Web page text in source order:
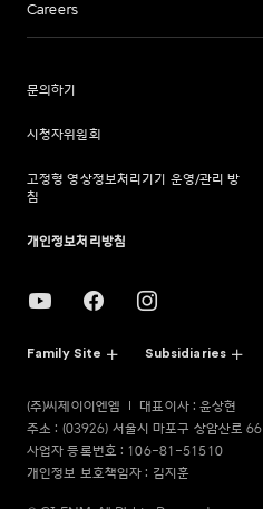
Careers
문의하기
시청자위원회
고정형 영상정보처리기기 운영/관리 방
침
개인정보처리방침
Family Site Subsidiaries
(주)씨제이이엔엠
대표이사 : 윤상현
주소 : (03926) 서울시 마포구 상암산로 66
사업자 등록번호 : 106-81-51510
개인정보 보호책임자 : 김지훈